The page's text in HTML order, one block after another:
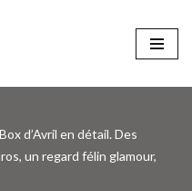
d’Avril en détail. Des
un regard félin glamour,